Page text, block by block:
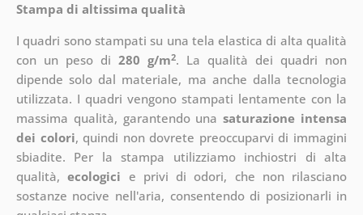
Stampa di altissima qualità
I quadri sono stampati su una tela elastica di alta qualità
con un peso di 280 g/m2. La qualità dei quadri non
dipende solo dal materiale, ma anche dalla tecnologia
utilizzata. I quadri vengono stampati lentamente con la
massima qualità, garantendo unasaturazione intensa
dei colori, quindi non dovrete preoccuparvi di immagini
sbiadite. Per la stampa utilizziamo inchiostri di alta
qualità,ecologici e privi di odori, che non rilasciano
sostanze nocive nell'aria, consentendo di posizionarli in